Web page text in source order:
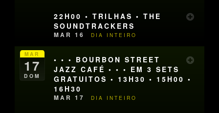
22H00 • TRILHAS • THE
SOUNDTRACKERS
MAR 16 DIA INTEIRO
MAR
17
DOM
• • • BOURBON STREET
JAZZ CAFÉ • • • EM 3 SETS
GRATUITOS • 13H30 • 15H00 •
16H30
MAR 17 DIA INTEIRO